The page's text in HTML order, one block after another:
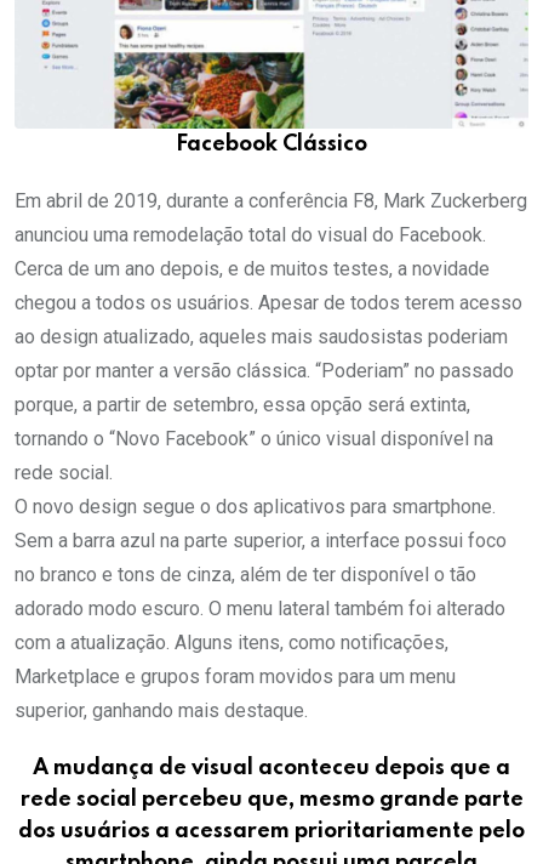
Facebook Clássico
Em abril de 2019, durante a conferência F8, Mark Zuckerberg
anunciou uma remodelação total do visual do Facebook.
Cerca de um ano depois, e de muitos testes, a novidade
chegou a todos os usuários. Apesar de todos terem acesso
ao design atualizado, aqueles mais saudosistas poderiam
optar por manter a versão clássica. “Poderiam” no passado
porque, a partir de setembro, essa opção será extinta,
tornando o “Novo Facebook” o único visual disponível na
rede social.
O novo design segue o dos aplicativos para smartphone.
Sem a barra azul na parte superior, a interface possui foco
no branco e tons de cinza, além de ter disponível o tão
adorado modo escuro. O menu lateral também foi alterado
com a atualização. Alguns itens, como notificações,
Marketplace e grupos foram movidos para um menu
superior, ganhando mais destaque.
A mudança de visual aconteceu depois que a
rede social percebeu que, mesmo grande parte
dos usuários a acessarem prioritariamente pelo